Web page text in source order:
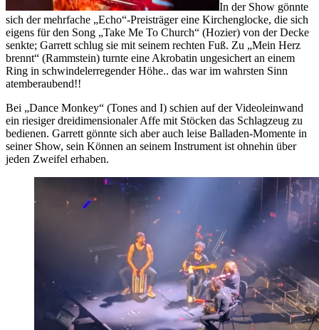
In der Show gönnte
sich der mehrfache „Echo“-Preisträger eine Kirchenglocke, die sich
eigens für den Song „Take Me To Church“ (Hozier) von der Decke
senkte; Garrett schlug sie mit seinem rechten Fuß. Zu „Mein Herz
brennt“ (Rammstein) turnte eine Akrobatin ungesichert an einem
Ring in schwindelerregender Höhe.. das war im wahrsten Sinn
atemberaubend!!
Bei „Dance Monkey“ (Tones and I) schien auf der Videoleinwand
ein riesiger dreidimensionaler Affe mit Stöcken das Schlagzeug zu
bedienen. Garrett gönnte sich aber auch leise Balladen-Momente in
seiner Show, sein Können an seinem Instrument ist ohnehin über
jeden Zweifel erhaben.